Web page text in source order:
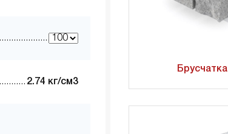
Брусчатка
2.74 кг/см3